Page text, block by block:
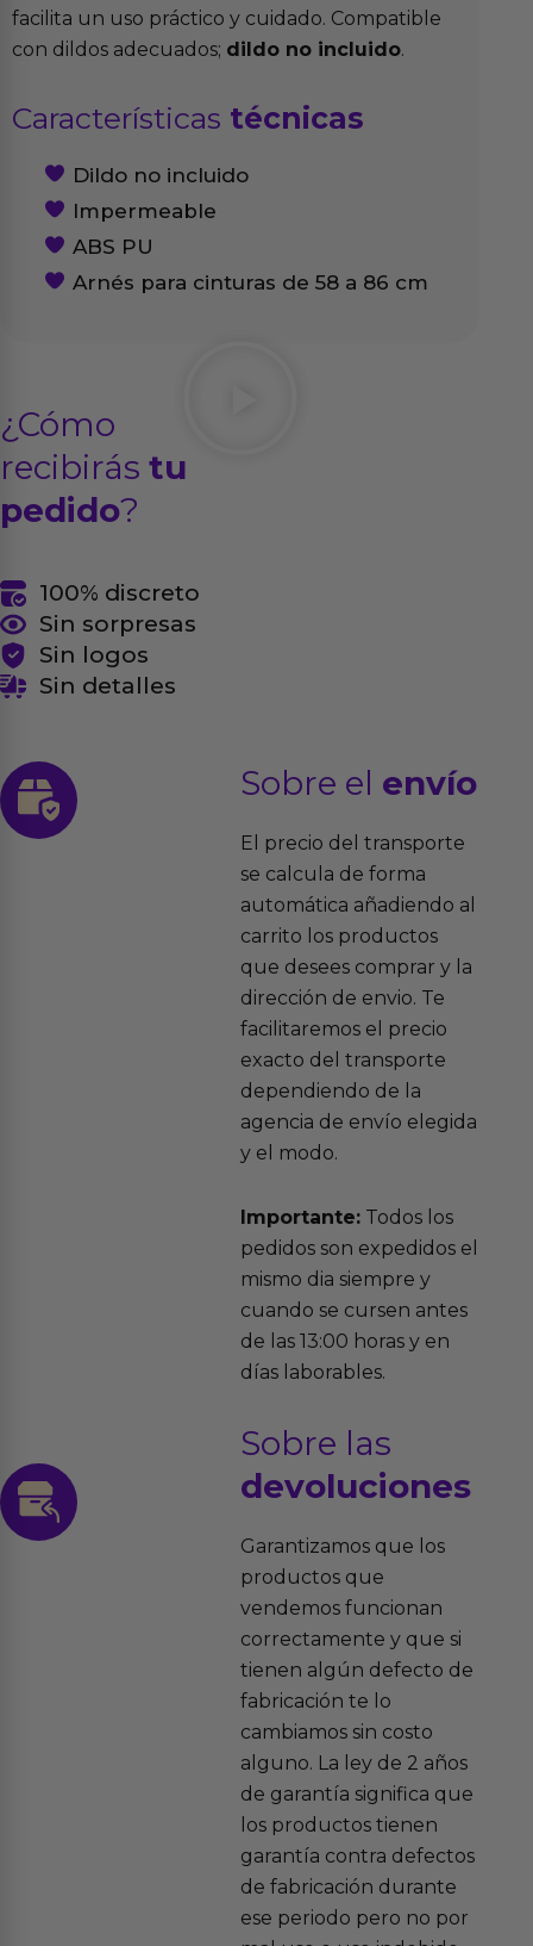
facilita un uso práctico y cuidado. Compatible
con dildos adecuados; dildo no incluido.
Características técnicas
Dildo no incluido
Impermeable
ABS PU
Arnés para cinturas de 58 a 86 cm
¿Cómo
recibirás tu
pedido?
100% discreto
Sin sorpresas
Sin logos
Sin detalles
Sobre el envío
El precio del transporte
se calcula de forma
automática añadiendo al
carrito los productos
que desees comprar y la
dirección de envio. Te
facilitaremos el precio
exacto del transporte
dependiendo de la
agencia de envío elegida
y el modo.
Importante:Todos los
pedidos son expedidos el
mismo dia siempre y
cuando se cursen antes
de las 13:00 horas y en
días laborables.
Sobre las
devoluciones
Garantizamos que los
productos que
vendemos funcionan
correctamente y que si
tienen algún defecto de
fabricación te lo
cambiamos sin costo
alguno. La ley de 2 años
de garantía significa que
los productos tienen
garantía contra defectos
de fabricación durante
ese periodo pero no por